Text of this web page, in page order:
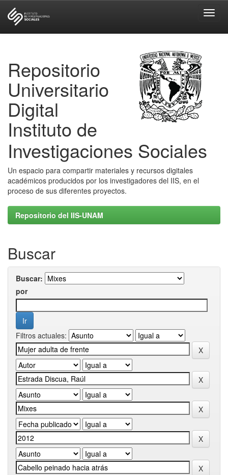
Repositorio
Universitario
Digital
Instituto de
Investigaciones Sociales
Un espacio para compartir materiales y recursos digitales
académicos producidos por los investigadores del IIS, en el
proceso de sus diferentes proyectos.
Repositorio del IIS-UNAM
Buscar
Buscar:
por
Filtros actuales: